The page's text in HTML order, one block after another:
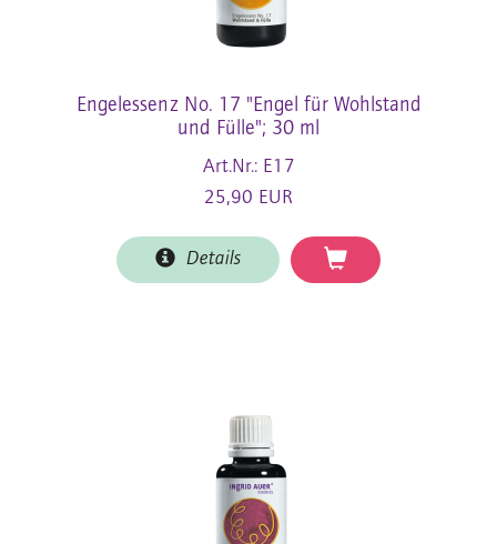
Engelessenz No. 17 "Engel für Wohlstand
und Fülle"; 30 ml
Art.Nr.: E17
25,90 EUR
Details